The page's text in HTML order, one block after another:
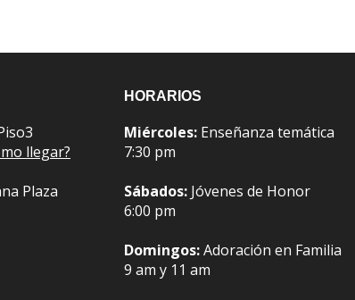
llegar?
Plaza
HORARIOS
Miércoles: Enseñanza temática
7:30 pm
Sábados: Jóvenes de Honor
6:00 pm
Domingos:Adoración en Familia
9 am y 11 am